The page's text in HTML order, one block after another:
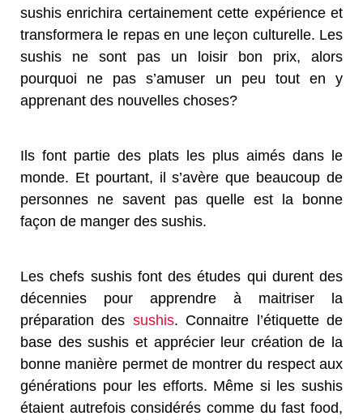
sushis enrichira certainement cette expérience et
transformera le repas en une leçon culturelle. Les
sushis ne sont pas un loisir bon prix, alors
pourquoi ne pas s’amuser un peu tout en y
apprenant des nouvelles choses?
Ils font partie des plats les plus aimés dans le
monde. Et pourtant, il s’avère que beaucoup de
personnes ne savent pas quelle est la bonne
façon de manger des sushis.
Les chefs sushis font des études qui durent des
décennies pour apprendre à maitriser la
préparation des sushis. Connaitre l’étiquette de
base des sushis et apprécier leur création de la
bonne manière permet de montrer du respect aux
générations pour les efforts. Même si les sushis
étaient autrefois considérés comme du fast food,